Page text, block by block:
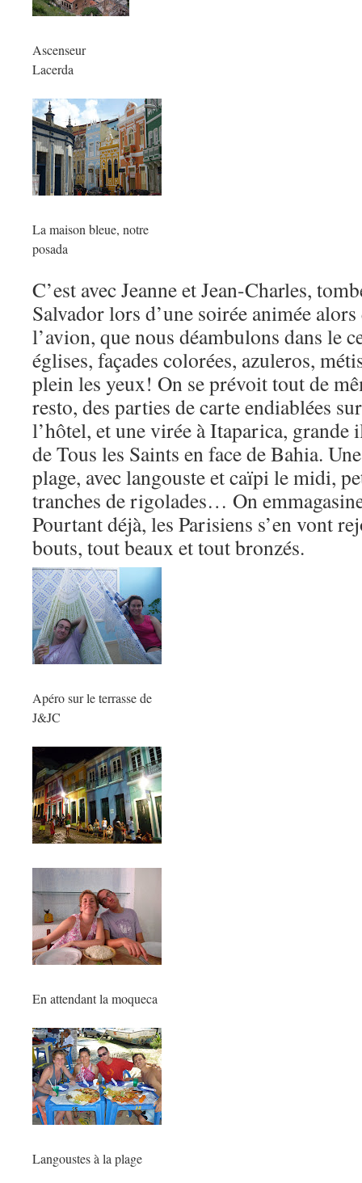
Ascenseur
Lacerda
La maison bleue, notre
posada
C’est avec Jeanne et Jean-Charles,
Salvador lors d’une soirée animée
l’avion, que nous déambulons dans le
églises, façades colorées, azuleros,
plein les yeux! On se prévoit tout de
resto, des parties de carte endiablées
l’hôtel, et une virée à Itaparica, grande
de Tous les Saints en face de Bahia.
plage, avec langouste et caïpi le midi,
tranches de rigolades… On
Pourtant déjà, les Parisiens s’en vont
bouts, tout beaux et tout bronzés.
Apéro sur le terrasse de
J&JC
En attendant la moqueca
Langoustes à la plage